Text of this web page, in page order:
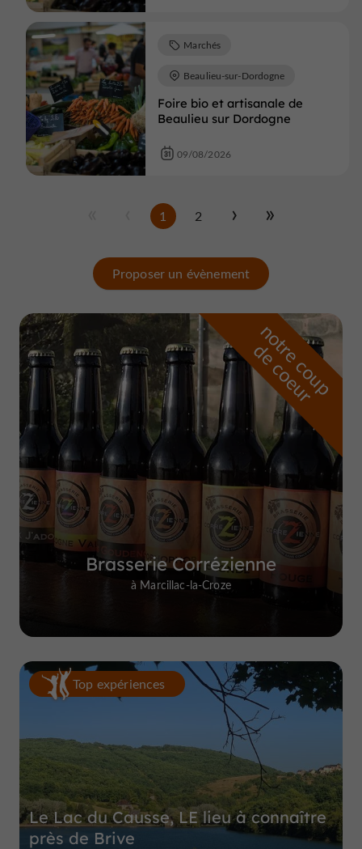
Foire bio et artisanale de
Beaulieu sur Dordogne
Marchés
Beaulieu-sur-Dordogne
09/08/2026
1 2
Proposer un évènement
n
o
t
r
e
c
o
u
p
d
e
c
o
e
u
r
Brasserie Corrézienne
à Marcillac-la-Croze
Top expériences
Le Lac du Causse, LE lieu à connaître
près de Brive